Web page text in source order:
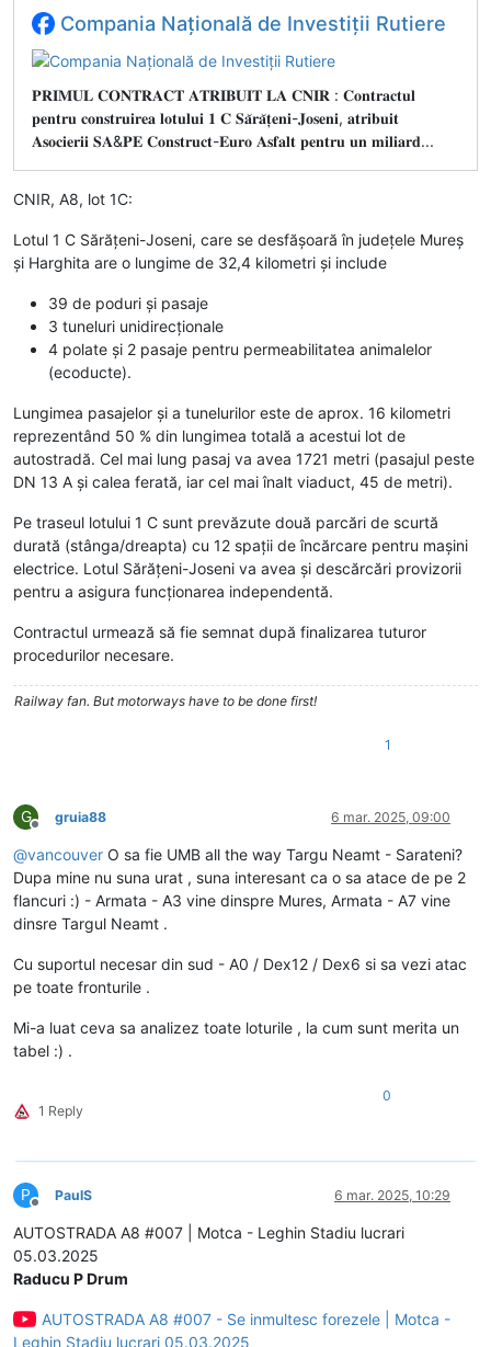
Compania Națională de Investiții Rutiere
𝐏𝐑𝐈𝐌𝐔𝐋 𝐂𝐎𝐍𝐓𝐑𝐀𝐂𝐓 𝐀𝐓𝐑𝐈𝐁𝐔𝐈𝐓 𝐋𝐀 𝐂𝐍𝐈𝐑 : 𝐂𝐨𝐧𝐭𝐫𝐚𝐜𝐭𝐮𝐥
𝐩𝐞𝐧𝐭𝐫𝐮 𝐜𝐨𝐧𝐬𝐭𝐫𝐮𝐢𝐫𝐞𝐚 𝐥𝐨𝐭𝐮𝐥𝐮𝐢 𝟏 𝐂 𝐒𝐚̆𝐫𝐚̆𝐭̦𝐞𝐧𝐢-𝐉𝐨𝐬𝐞𝐧𝐢, 𝐚𝐭𝐫𝐢𝐛𝐮𝐢𝐭
𝐀𝐬𝐨𝐜𝐢𝐞𝐫𝐢𝐢 𝐒𝐀&𝐏𝐄 𝐂𝐨𝐧𝐬𝐭𝐫𝐮𝐜𝐭-𝐄𝐮𝐫𝐨 𝐀𝐬𝐟𝐚𝐥𝐭 𝐩𝐞𝐧𝐭𝐫𝐮 𝐮𝐧 𝐦𝐢𝐥𝐢𝐚𝐫𝐝...
CNIR, A8, lot 1C:
Lotul 1 C Sărățeni-Joseni, care se desfășoară în județele Mureș
și Harghita are o lungime de 32,4 kilometri și include
39 de poduri și pasaje
3 tuneluri unidirecționale
4 polate și 2 pasaje pentru permeabilitatea animalelor
(ecoducte).
Lungimea pasajelor și a tunelurilor este de aprox. 16 kilometri
reprezentând 50 % din lungimea totală a acestui lot de
autostradă. Cel mai lung pasaj va avea 1721 metri (pasajul peste
DN 13 A și calea ferată, iar cel mai înalt viaduct, 45 de metri).
Pe traseul lotului 1 C sunt prevăzute două parcări de scurtă
durată (stânga/dreapta) cu 12 spații de încărcare pentru mașini
electrice. Lotul Sărățeni-Joseni va avea și descărcări provizorii
pentru a asigura funcționarea independentă.
Contractul urmează să fie semnat după finalizarea tuturor
procedurilor necesare.
Railway fan. But motorways have to be done first!
1
G
Deconectat
gruia88 6 mar. 2025, 09:00
@vancouver O sa fie UMB all the way Targu Neamt - Sarateni?
Dupa mine nu suna urat , suna interesant ca o sa atace de pe 2
flancuri :) - Armata - A3 vine dinspre Mures, Armata - A7 vine
dinsre Targul Neamt .
Cu suportul necesar din sud - A0 / Dex12 / Dex6 si sa vezi atac
pe toate fronturile .
Mi-a luat ceva sa analizez toate loturile , la cum sunt merita un
tabel :) .
1 Reply
0
P
Deconectat
PaulS 6 mar. 2025, 10:29
AUTOSTRADA A8 #007 | Motca - Leghin Stadiu lucrari
05.03.2025
Raducu P Drum
AUTOSTRADA A8 #007 - Se inmultesc forezele | Motca -
Leghin Stadiu lucrari 05.03.2025